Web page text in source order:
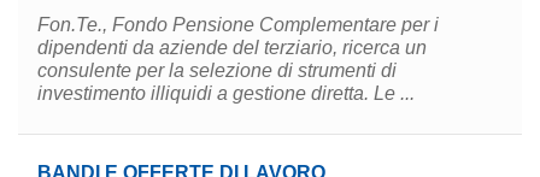
Fon.Te., Fondo Pensione Complementare per i
dipendenti da aziende del terziario, ricerca un
consulente per la selezione di strumenti di
investimento illiquidi a gestione diretta. Le ...